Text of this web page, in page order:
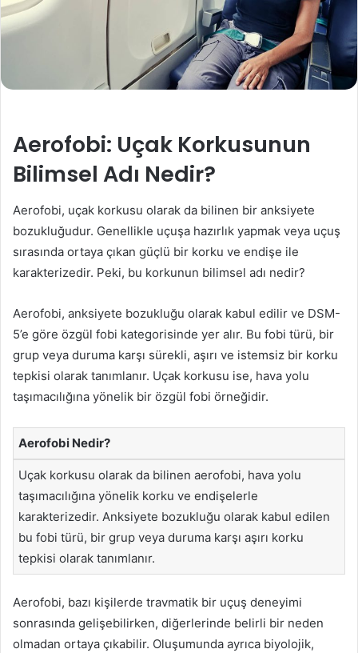
Aerofobi: Uçak Korkusunun
Bilimsel Adı Nedir?
Aerofobi, uçak korkusu olarak da bilinen bir anksiyete
bozukluğudur. Genellikle uçuşa hazırlık yapmak veya uçuş
sırasında ortaya çıkan güçlü bir korku ve endişe ile
karakterizedir. Peki, bu korkunun bilimsel adı nedir?
Aerofobi, anksiyete bozukluğu olarak kabul edilir ve DSM-
5’e göre özgül fobi kategorisinde yer alır. Bu fobi türü, bir
grup veya duruma karşı sürekli, aşırı ve istemsiz bir korku
tepkisi olarak tanımlanır. Uçak korkusu ise, hava yolu
taşımacılığına yönelik bir özgül fobi örneğidir.
Aerofobi Nedir?
Uçak korkusu olarak da bilinen aerofobi, hava yolu
taşımacılığına yönelik korku ve endişelerle
karakterizedir. Anksiyete bozukluğu olarak kabul edilen
bu fobi türü, bir grup veya duruma karşı aşırı korku
tepkisi olarak tanımlanır.
Aerofobi, bazı kişilerde travmatik bir uçuş deneyimi
sonrasında gelişebilirken, diğerlerinde belirli bir neden
olmadan ortaya çıkabilir. Oluşumunda ayrıca biyolojik,